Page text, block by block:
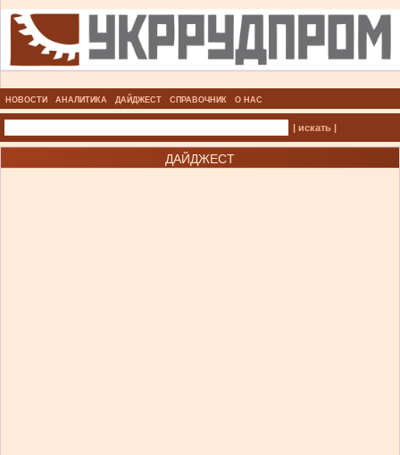
НОВОСТИ АНАЛИТИКА ДАЙДЖЕСТ СПРАВОЧНИК О НАС
| искать |
ДАЙДЖЕСТ